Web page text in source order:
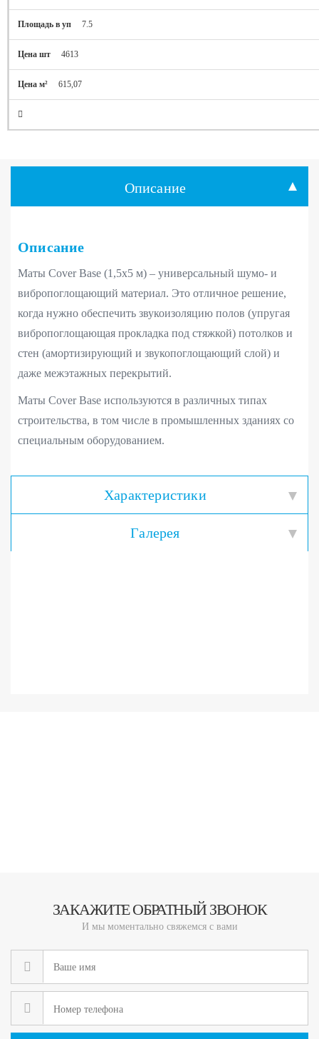
7.5
4613
615,07
Описание
Описание
Маты Cover Base (1,5х5 м) – универсальный шумо- и
вибропоглощающий материал. Это отличное решение,
когда нужно обеспечить звукоизоляцию полов (упругая
вибропоглощающая прокладка под стяжкой) потолков и
стен (амортизирующий и звукопоглощающий слой) и
даже межэтажных перекрытий.
Маты Cover Base используются в различных типах
строительства, в том числе в промышленных зданиях со
специальным оборудованием.
Характеристики
Галерея
ЗАКАЖИТЕ ОБРАТНЫЙ ЗВОНОК
И мы моментально свяжемся с вами